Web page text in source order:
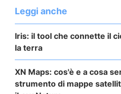
Leggi anche
Iris: il tool che connette il
la terra
XN Maps: cos'è e a cosa
strumento di mappe